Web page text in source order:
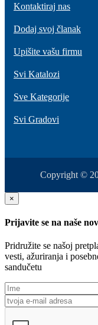
Kontaktiraj nas
Dodaj svoj članak
Upišite vašu firmu
Svi Katalozi
Sve Kategorije
Svi Gradovi
Copyright ©
×
Prijavite se na naše
Pridružite se našoj
vesti, ažuriranja i
sandučetu